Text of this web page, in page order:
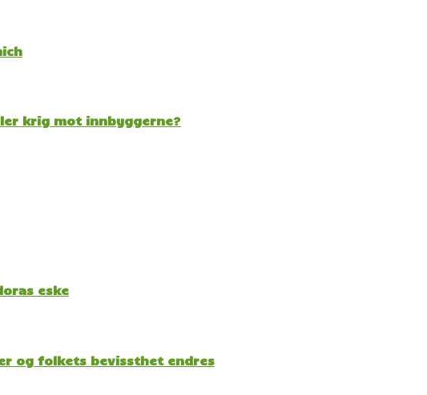
krig mot innbyggerne?
eske
og folkets bevissthet endres